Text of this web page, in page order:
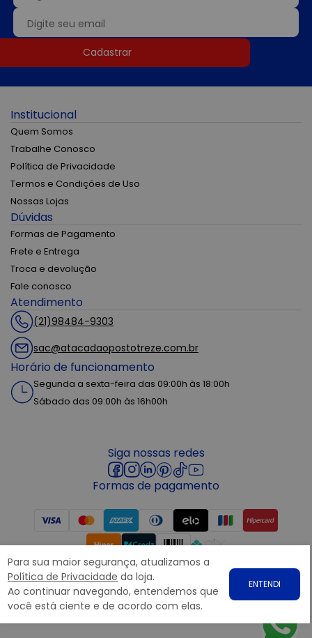
Para sua maior segurança, atualizamos a
Política de Privacidade da loja.
Ao continuar navegando, entendemos que
você está ciente e de acordo com elas.
ENTENDI
Cadastrar
Institucional
Quem Somos
Trabalhe Conosco
Política de Privacidade
Termos e Condições de Uso
Nossas Lojas
Dúvidas
Formas de Pagamento
Frete e Entrega
Troca e devolução
Fale conosco
Atendimento
(21)98484-9303
sac@atacadaopostotreze.com.br
Horário de funcionamento
Segunda a sexta-feira das 09:00h às 18:00h
Sábado das 09:00h às 16h00h
Siga nossas redes
Formas de pagamento
Segurança